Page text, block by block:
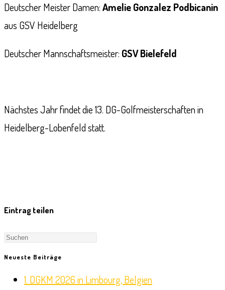
Deutscher Meister Damen:Amelie Gonzalez Podbicanin
aus GSV Heidelberg
Deutscher Mannschaftsmeister: GSV Bielefeld
Nächstes Jahr findet die 13. DG-Golfmeisterschaften in
Heidelberg-Lobenfeld statt.
Eintrag teilen
Neueste Beiträge
1. DGKM 2026 in Limbourg, Belgien